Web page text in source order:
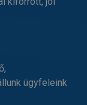
ügyfeleink